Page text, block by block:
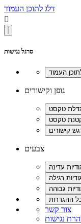
דלג לתוכן העמוד

סרגל נגישות
גופן וקישורים
צבעים
צור קשר
נגישות